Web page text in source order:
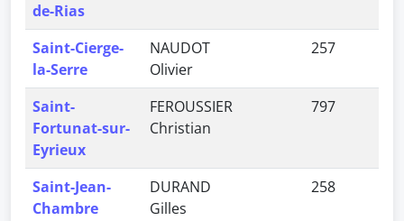
de-Rias
Saint-Cierge-
la-Serre
NAUDOT
Olivier
257
Saint-
Fortunat-sur-
Eyrieux
FEROUSSIER
Christian
797
Saint-Jean-
Chambre
DURAND
Gilles
258